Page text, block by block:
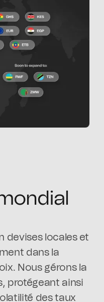
devises locales et
dans la
Nous gérons la
protégeant ainsi
des taux